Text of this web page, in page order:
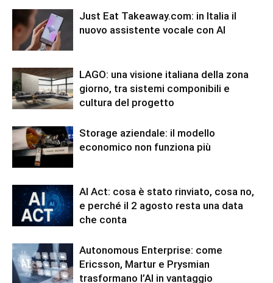
Just Eat Takeaway.com: in Italia il
nuovo assistente vocale con AI
LAGO: una visione italiana della zona
giorno, tra sistemi componibili e
cultura del progetto
Storage aziendale: il modello
economico non funziona più
AI Act: cosa è stato rinviato, cosa no,
e perché il 2 agosto resta una data
che conta
Autonomous Enterprise: come
Ericsson, Martur e Prysmian
trasformano l’AI in vantaggio